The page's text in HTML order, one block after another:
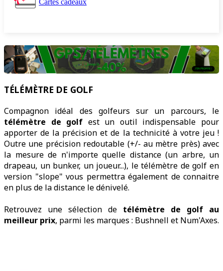
Cartes cadeaux
TÉLÉMÈTRE DE GOLF
Compagnon idéal des golfeurs sur un parcours, le
télémètre de golf est un outil indispensable pour
apporter de la précision et de la technicité à votre jeu !
Outre une précision redoutable (+/- au mètre près) avec
la mesure de n'importe quelle distance (un arbre, un
drapeau, un bunker, un joueur...), le télémètre de golf en
version "slope" vous permettra également de connaitre
en plus de la distance le dénivelé.
Retrouvez une sélection de télémètre de golf au
meilleur prix, parmi les marques : Bushnell et Num'Axes.